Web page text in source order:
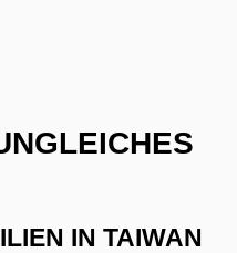
IN TAIWAN